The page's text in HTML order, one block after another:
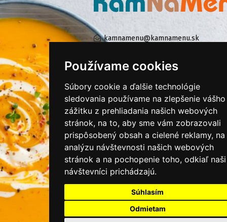
Používame cookies
Súbory cookie a ďalšie technológie
sledovania používame na zlepšenie vášho
zážitku z prehliadania našich webových
stránok, na to, aby sme vám zobrazovali
prispôsobený obsah a cielené reklamy, na
analýzu návštevnosti našich webových
stránok a na pochopenie toho, odkiaľ naši
návštevníci prichádzajú.
Súhlasím
Odmietam
kamnamenu@kamnamenu.sk
instagram/kamnamenu.sk
KONTAKTUJTE NÁS
PRIHLÁSIŤ SA DO ZÁKAZNÍCKEJ ZÓNY
Všeobecné obchodné podmienky
Ochrana osobných údajov
Moje KamNaMenu